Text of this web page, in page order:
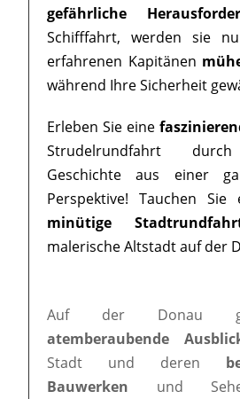
gefährliche
Schifffahrt, werden sie
erfahrenen Kapitänen
während Ihre Sicherheit
Erleben Sie eine
Strudelrundfahrt durch
Geschichte aus einer
Perspektive! Tauchen
minütige
malerische Altstadt auf der
Auf der Donau
atemberaubende
Stadt und deren
Bauwerken und